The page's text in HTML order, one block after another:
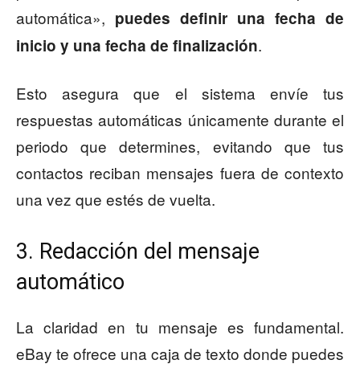
automática», puedes definir una fecha de
inicio y una fecha de finalización.
Esto asegura que el sistema envíe tus
respuestas automáticas únicamente durante el
periodo que determines, evitando que tus
contactos reciban mensajes fuera de contexto
una vez que estés de vuelta.
3. Redacción del mensaje
automático
La claridad en tu mensaje es fundamental.
eBay te ofrece una caja de texto donde puedes